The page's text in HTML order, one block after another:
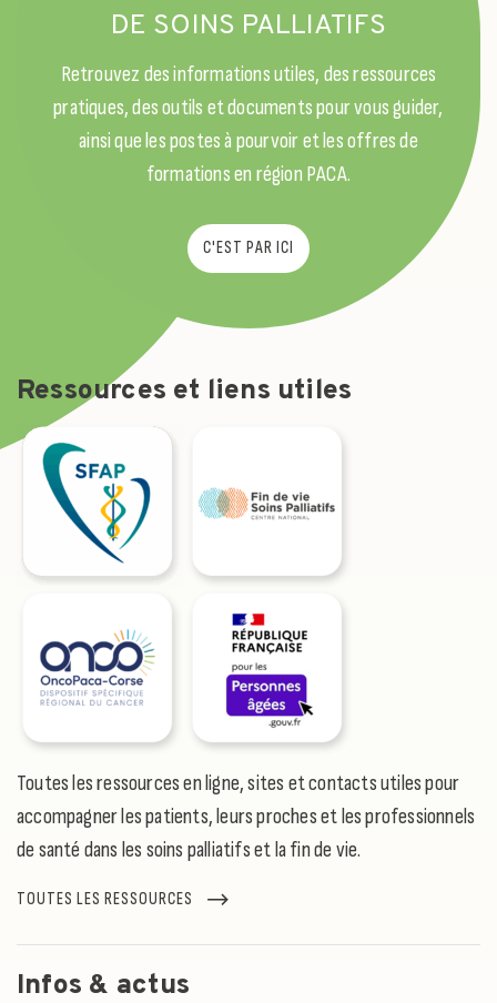
DE SOINS PALLIATIFS
Retrouvez des informations utiles, des ressources
pratiques, des outils et documents pour vous guider,
ainsi que les postes à pourvoir et les offres de
formations en région PACA.
C'EST PAR ICI
Ressources et liens utiles
Toutes les ressources en ligne, sites et contacts utiles pour
accompagner les patients, leurs proches et les professionnels
de santé dans les soins palliatifs et la fin de vie.
TOUTES LES RESSOURCES
Infos & actus